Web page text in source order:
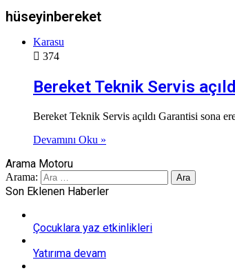
hüseyinbereket
Karasu
374
Bereket Teknik Servis
Bereket Teknik Servis açıldı Garantisi sona
Devamını Oku »
Arama Motoru
Arama:
Son Eklenen Haberler
Çocuklara yaz etkinlikleri
Yatırıma devam